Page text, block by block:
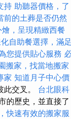
持 助聽器價格，了
前的土葬是否仍然
，呈現精緻西餐
自助餐選擇，滿足
您提供貼心服務
搬家，找當地搬家
家 知道月子中心價
交叉。 台北眼科
的歷史，並直接了
快速有效的搬家服